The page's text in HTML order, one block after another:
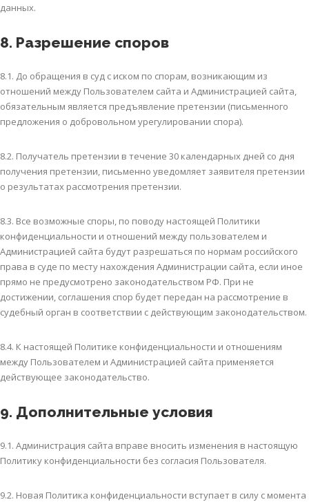
данных.
8. Разрешение споров
8.1. До обращения в суд с иском по спорам, возникающим из
отношений между Пользователем сайта и Администрацией сайта,
обязательным является предъявление претензии (письменного
предложения о добровольном урегулировании спора).
8.2. Получатель претензии в течение 30 календарных дней со дня
получения претензии, письменно уведомляет заявителя претензии
о результатах рассмотрения претензии.
8.3. Все возможные споры, по поводу настоящей Политики
конфиденциальности и отношений между пользователем и
Администрацией сайта будут разрешаться по нормам российского
права в суде по месту нахождения Администрации сайта, если иное
прямо не предусмотрено законодательством РФ. При не
достижении, соглашения спор будет передан на рассмотрение в
судебный орган в соответствии с действующим законодательством.
8.4. К настоящей Политике конфиденциальности и отношениям
между Пользователем и Администрацией сайта применяется
действующее законодательство.
9. Дополнительные условия
9.1. Администрация сайта вправе вносить изменения в настоящую
Политику конфиденциальности без согласия Пользователя.
9.2. Новая Политика конфиденциальности вступает в силу с момента